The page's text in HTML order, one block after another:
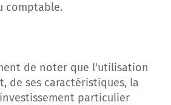
comptable.
de noter que l'utilisation
de ses caractéristiques, la
particulier